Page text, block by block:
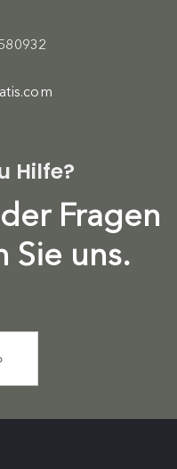
Hilfe?
Fragen
Sie uns.